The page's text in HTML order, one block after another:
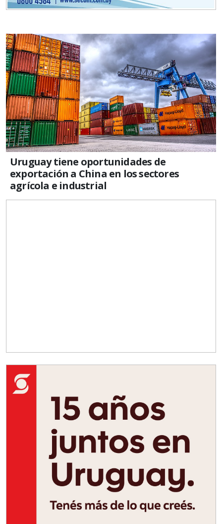
Uruguay tiene oportunidades de
exportación a China en los sectores
agrícola e industrial